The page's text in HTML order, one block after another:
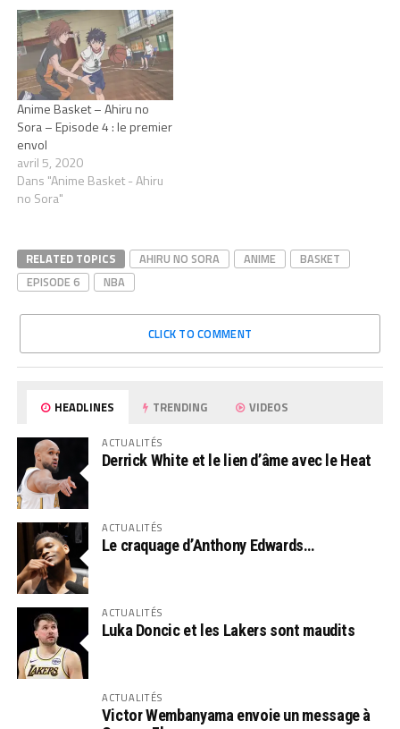
Anime Basket – Ahiru no
Sora – Episode 4 : le premier
envol
avril 5, 2020
Dans "Anime Basket - Ahiru
no Sora"
RELATED TOPICS AHIRU NO SORA ANIME
BASKET
EPISODE 6
NBA
CLICK TO COMMENT
HEADLINES TRENDING VIDEOS
ACTUALITÉS
Derrick White et le lien d’âme avec le Heat
ACTUALITÉS
Le craquage d’Anthony Edwards…
ACTUALITÉS
Luka Doncic et les Lakers sont maudits
ACTUALITÉS
Victor Wembanyama envoie un message à